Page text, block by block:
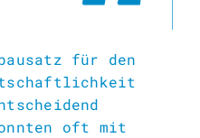
für den
oft mit